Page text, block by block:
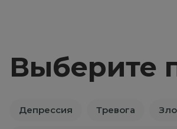
Выберите
Депрессия Тревога